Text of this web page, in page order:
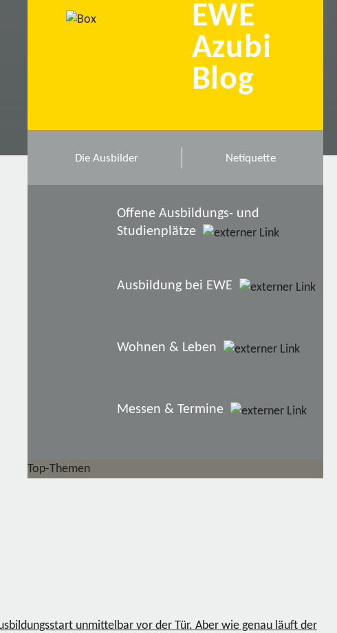
EWE
Azubi
Blog
Die Ausbilder Netiquette
Offene Ausbildungs- und
Studienplätze
Ausbildung bei EWE
Wohnen & Leben
Messen & Termine
Top-Themen
unmittelbar vor der Tür. Aber wie genau läuft der